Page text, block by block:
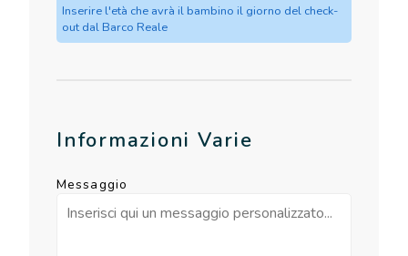
Inserire l'età che avrà il bambino il giorno del check-
out dal Barco Reale
Informazioni Varie
Messaggio